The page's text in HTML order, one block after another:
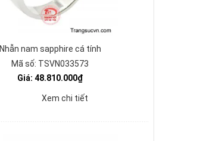
Nhẫn nam sapphire cá tính
Mã số: TSVN033573
Giá: 48.810.000₫
Xem chi tiết